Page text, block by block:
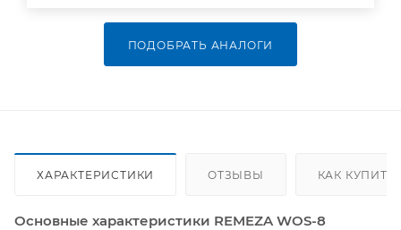
ПОДОБРАТЬ АНАЛОГИ
ХАРАКТЕРИСТИКИ ОТЗЫВЫ КАК КУПИТЬ
Основные характеристики REMEZA WOS-8